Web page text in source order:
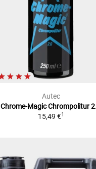
Autec
Chrome-Magic Chrompolitur
15,49 €1